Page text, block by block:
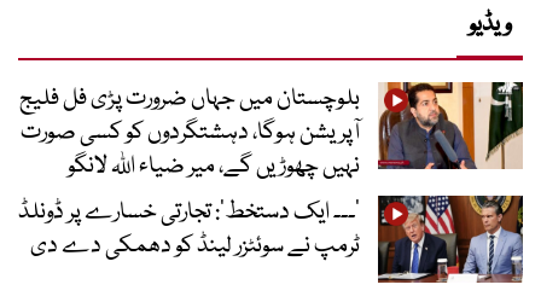
ویڈیو
بلوچستان میں جہاں ضرورت پڑی فل فلیج
آپریشن ہوگا، دہشتگردوں کو کسی صورت
نہیں چھوڑیں گے، میر ضیاء اللہ لانگو
’۔۔۔ ایک دستخط‘: تجارتی خسارے پر ڈونلڈ
ٹرمپ نے سوئٹزر لینڈ کو دھمکی دے دی